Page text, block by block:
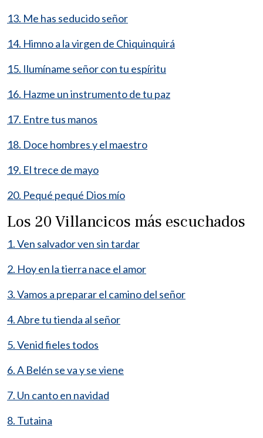
13. Me has seducido señor
14. Himno a la virgen de Chiquinquirá
15. Ilumíname señor con tu espíritu
16. Hazme un instrumento de tu paz
17. Entre tus manos
18. Doce hombres y el maestro
19. El trece de mayo
20. Pequé pequé Dios mío
Los 20 Villancicos más escuchados
1. Ven salvador ven sin tardar
2. Hoy en la tierra nace el amor
3. Vamos a preparar el camino del señor
4. Abre tu tienda al señor
5. Venid fieles todos
6. A Belén se va y se viene
7. Un canto en navidad
8. Tutaina